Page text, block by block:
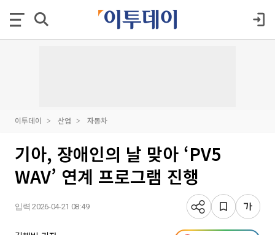
이투데이 산업 자동차
기아, 장애인의 날 맞아 ‘PV5
WAV’ 연계 프로그램 진행
입력 2026-04-21 08:49